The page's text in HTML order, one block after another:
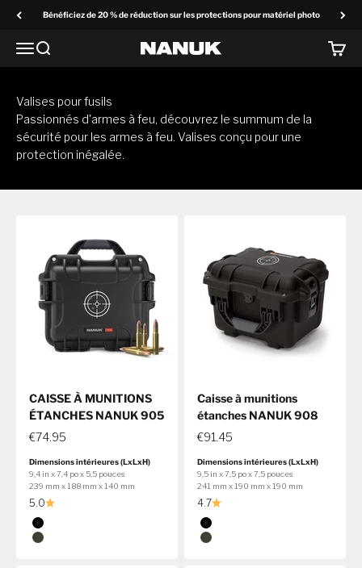
Bénéficiez de 20 % de réduction sur les protections pour matériel photo
MenuRecherchez NANUK Europe Panier
Valises pour fusils
Passionnés d'armes à feu, découvrez le summum de la
sécurité pour les armes à feu. Valises conçu pour une
protection inégalée.
CAISSE À MUNITIONS
ÉTANCHES NANUK 905
€74.95
Dimensions intérieures (LxLxH)
9,4 in x 7,4 po x 5,5 pouces
239 mm x 188 mm x 140 mm
5.0
Couleur
Noir
Olive
Caisse à munitions
étanches NANUK 908
€91.45
Dimensions intérieures (LxLxH)
9,5 in x 7,5 po x 7,5 pouces
241 mm x 190 mm x 190 mm
4.7
Couleur
Noir
Olive